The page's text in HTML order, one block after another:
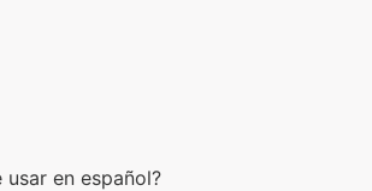
usar en español?